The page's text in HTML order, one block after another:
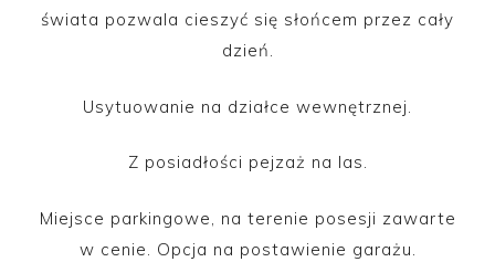
świata pozwala cieszyć się słońcem przez cały
dzień.
Usytuowanie na działce wewnętrznej.
Z posiadłości pejzaż na las.
Miejsce parkingowe, na terenie posesji zawarte
w cenie. Opcja na postawienie garażu.